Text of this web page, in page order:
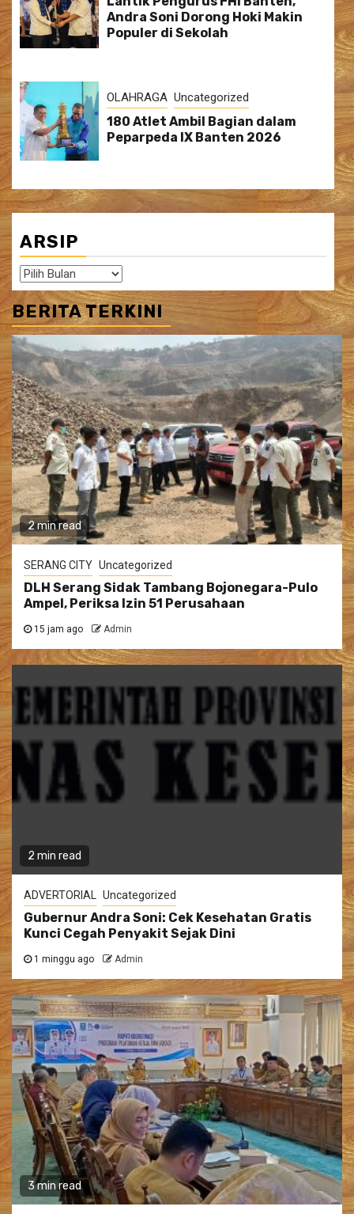
Andra Soni Dorong Hoki Makin
Populer di Sekolah
OLAHRAGA Uncategorized
180 Atlet Ambil Bagian dalam
Peparpeda IX Banten 2026
ARSIP
Arsip
BERITA TERKINI
2 min read
SERANG CITY Uncategorized
DLH Serang Sidak Tambang Bojonegara-Pulo
Ampel, Periksa Izin 51 Perusahaan
15 jam ago Admin
2 min read
ADVERTORIAL Uncategorized
Gubernur Andra Soni: Cek Kesehatan Gratis
Kunci Cegah Penyakit Sejak Dini
1 minggu ago Admin
3 min read